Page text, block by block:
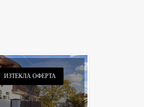
ИЗТЕКЛА ОФЕРТА